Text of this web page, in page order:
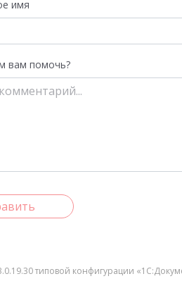
имя
вам помочь?
типовой конфигурации